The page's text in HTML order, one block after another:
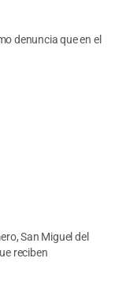
denuncia que en el
San Miguel del
reciben